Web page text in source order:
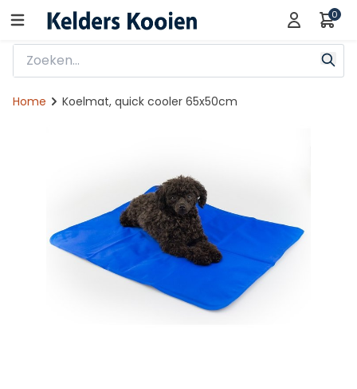
0
Home Koelmat, quick cooler 65x50cm